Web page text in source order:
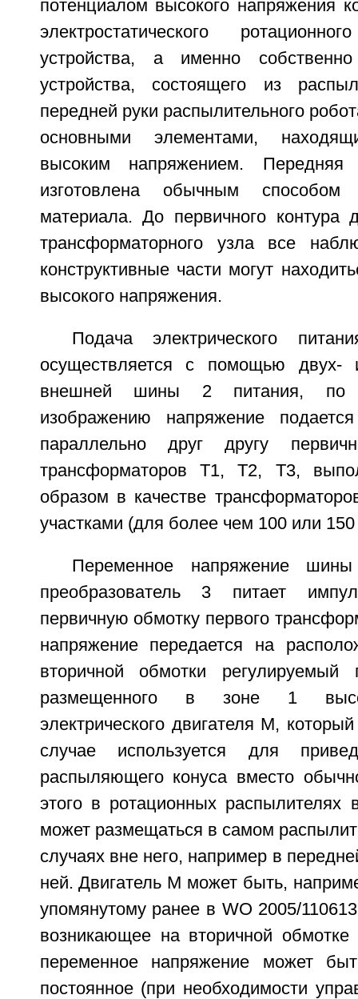
потенциалом высокого напряжения
электростатического
устройства, а именно
устройства, состоящего из
передней руки распылительного
основными элементами,
высоким напряжением.
изготовлена обычным способом
материала. До первичного контура
трансформаторного узла все
конструктивные части могут
высокого напряжения.
Подача электрического
осуществляется с помощью двух-
внешней шины 2 питания, по
изображению напряжение
параллельно друг другу
трансформаторов Т1, Т2, Т3,
образом в качестве
участками (для более чем 100 или
Переменное напряжение
преобразователь 3 питает
первичную обмотку первого
напряжение передается на
вторичной обмотки регулируемый
размещенного в зоне 1
электрического двигателя М,
случае используется для
распыляющего конуса вместо
этого в ротационных распылителях
может размещаться в самом
случаях вне него, например в
ней. Двигатель М может быть,
упомянутому ранее в WO 2005/
возникающее на вторичной
переменное напряжение может
постоянное (при необходимости